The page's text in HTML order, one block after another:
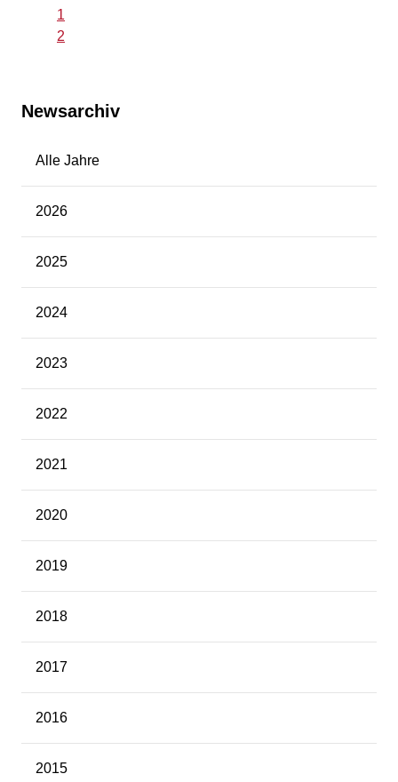
1
2
Newsarchiv
Alle Jahre
2026
2025
2024
2023
2022
2021
2020
2019
2018
2017
2016
2015